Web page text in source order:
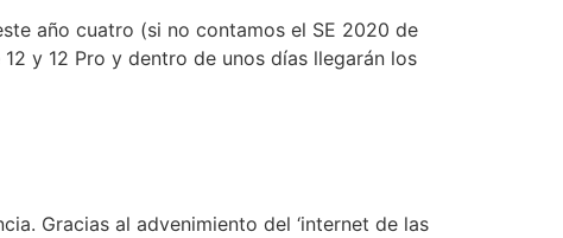
año cuatro (si no contamos el SE 2020 de
y 12 Pro y dentro de unos días llegarán los
Gracias al advenimiento del ‘internet de las